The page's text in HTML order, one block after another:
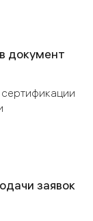
документ
заявок